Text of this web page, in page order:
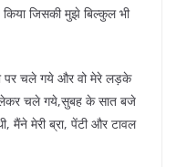
जिसकी मुझे बिल्कुल भी
पर चले गये और वो मेरे लड़के
चले गये,सुबह के सात बजे
मैंने मेरी ब्रा, पेंटी और टावल